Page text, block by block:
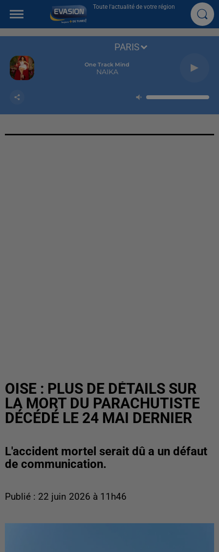
Toute l'actualité de votre région
One Track Mind
NAIKA
PARIS
OISE : PLUS DE DÉTAILS SUR
LA MORT DU PARACHUTISTE
DÉCÉDÉ LE 24 MAI DERNIER
L'accident mortel serait dû a un défaut
de communication.
Publié : 22 juin 2026 à 11h46